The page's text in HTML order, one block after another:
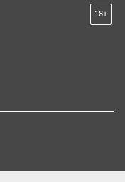
18+